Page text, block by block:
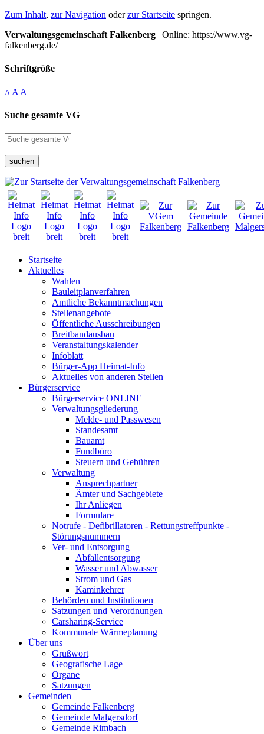
Zum Inhalt, zur Navigation oderzur Startseite springen.
Verwaltungsgemeinschaft Falkenberg | Online: https://www.vg-
falkenberg.de/
Schriftgröße
A A A
Suche gesamte VG
suchen
Startseite
Aktuelles
Wahlen
Bauleitplanverfahren
Amtliche Bekanntmachungen
Stellenangebote
Öffentliche Ausschreibungen
Breitbandausbau
Veranstaltungskalender
Infoblatt
Bürger-App Heimat-Info
Aktuelles von anderen Stellen
Bürgerservice
Bürgerservice ONLINE
Verwaltungsgliederung
Melde- und Passwesen
Standesamt
Bauamt
Fundbüro
Steuern und Gebühren
Verwaltung
Ansprechpartner
Ämter und Sachgebiete
Ihr Anliegen
Formulare
Notrufe - Defibrillatoren - Rettungstreffpunkte -
Störungsnummern
Ver- und Entsorgung
Abfallentsorgung
Wasser und Abwasser
Strom und Gas
Kaminkehrer
Behörden und Institutionen
Satzungen und Verordnungen
Carsharing-Service
Kommunale Wärmeplanung
Über uns
Grußwort
Geografische Lage
Organe
Satzungen
Gemeinden
Gemeinde Falkenberg
Gemeinde Malgersdorf
Gemeinde Rimbach